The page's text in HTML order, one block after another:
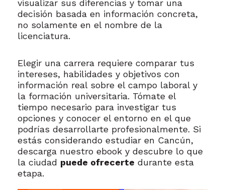
visualizar sus diferencias y tomar una
decisión basada en información concreta,
no solamente en el nombre de la
licenciatura.
Elegir una carrera requiere comparar tus
intereses, habilidades y objetivos con
información real sobre el campo laboral y
la formación universitaria. Tómate el
tiempo necesario para investigar tus
opciones y conocer el entorno en el que
podrías desarrollarte profesionalmente. Si
estás considerando estudiar en Cancún,
descarga nuestro ebook y descubre lo que
la ciudad puede ofrecerte durante esta
etapa.